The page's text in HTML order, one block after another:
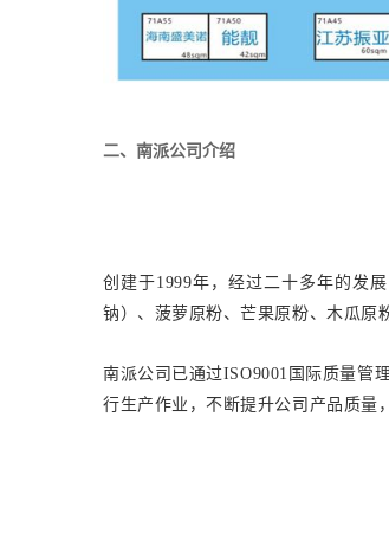
二、南派公司介绍
创建于1999年，经过二十多年的发
钠）、菠萝原粉、芒果原粉、 木瓜原
南派公司已通过ISO9001国际质量管
行生产作业，不断提升公司产品质量